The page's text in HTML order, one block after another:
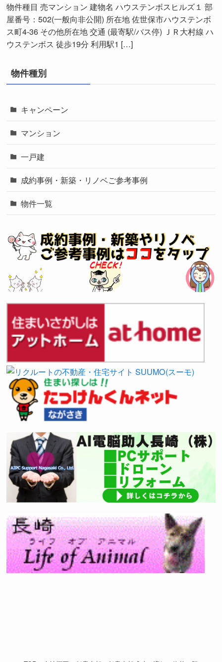
物件種目 売マンション 建物名 ハウステンボスヒルズ１ 部
屋番号：502(一般向非公開) 所在地 佐世保市ハウステンボ
ス町4-36 その他所在地 交通 (最寄駅/バス停) ＪＲ大村線 ハ
ウステンボス 徒歩19分 利用駅1 […]
物件種別
キャンペーン
マンション
一戸建
成約事例・新築・リノベご参考事例
物件一覧